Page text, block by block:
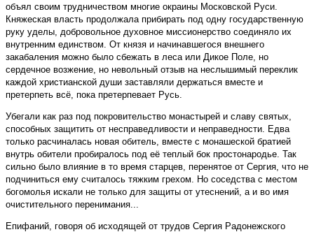
объял своим трудничеством многие окраины Московской Руси.
Княжеская власть продолжала прибирать под одну государственную
руку уделы, добровольное духовное миссионерство соединяло их
внутренним единством. От князя и начинавшегося внешнего
закабаления можно было сбежать в леса или Дикое Поле, но
сердечное возжение, но невольный отзыв на неслышимый переклик
каждой христианской души заставляли держаться вместе и
претерпеть всё, пока претерпевает Русь.
Убегали как раз под покровительство монастырей и славу святых,
способных защитить от несправедливости и неправедности. Едва
только расчиналась новая обитель, вместе с монашеской братией
внутрь обители пробиралось под её теплый бок простонародье. Так
сильно было влияние в то время старцев, перенятое от Сергия, что не
подчиниться ему считалось тяжким грехом. Но соседства с местом
богомолья искали не только для защиты от утеснений, а и во имя
очистительного перенимания...
Епифаний, говоря об исходящей от трудов Сергия Радонежского